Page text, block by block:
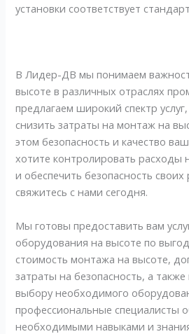
установки соответствует
В Лидер-ДВ мы понимаем
высоте в различных отраслях
предлагаем широкий спектр
снизить затраты на монтаж на
этом безопасность и качество
хотите контролировать расходы
и обеспечить безопасность своих
свяжитесь с нами сегодня.
Мы готовы предоставить вам
оборудования на высоте по
стоимость монтажа на высоте,
затраты на безопасность, а
выбору необходимого
профессиональные специалисты
необходимыми навыками и